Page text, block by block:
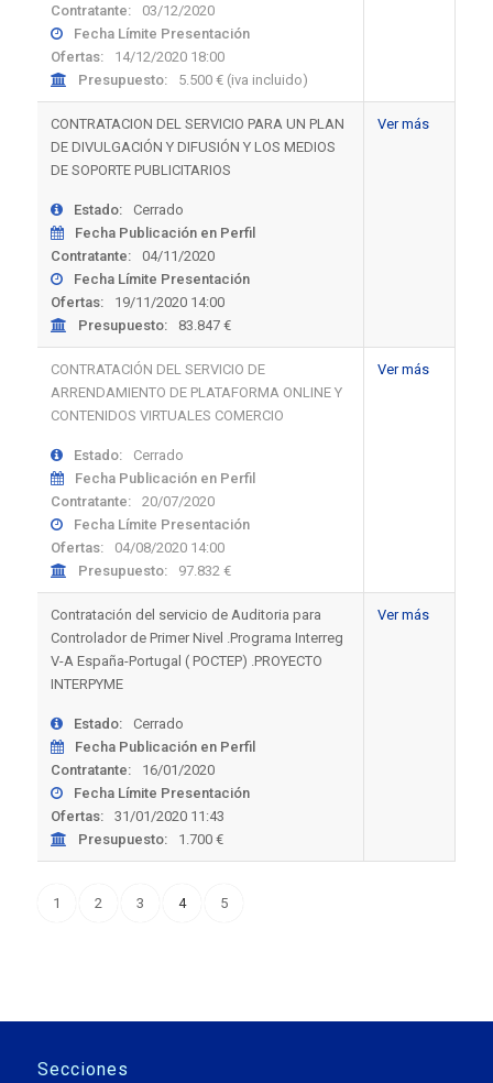
Contratante:
03/12/2020
Fecha Límite Presentación
Ofertas:
14/12/2020 18:00
Presupuesto:
5.500 € (iva incluido)
CONTRATACION DEL SERVICIO PARA UN PLAN
DE DIVULGACIÓN Y DIFUSIÓN Y LOS MEDIOS
DE SOPORTE PUBLICITARIOS
Estado:
Cerrado
Fecha Publicación en Perfil
Contratante:
04/11/2020
Fecha Límite Presentación
Ofertas:
19/11/2020 14:00
Presupuesto:
83.847 €
Ver más
CONTRATACIÓN DEL SERVICIO DE
ARRENDAMIENTO DE PLATAFORMA ONLINE Y
CONTENIDOS VIRTUALES COMERCIO
Estado:
Cerrado
Fecha Publicación en Perfil
Contratante:
20/07/2020
Fecha Límite Presentación
Ofertas:
04/08/2020 14:00
Presupuesto:
97.832 €
Ver más
Contratación del servicio de Auditoria para
Controlador de Primer Nivel .Programa Interreg
V-A España-Portugal ( POCTEP) .PROYECTO
INTERPYME
Estado:
Cerrado
Fecha Publicación en Perfil
Contratante:
16/01/2020
Fecha Límite Presentación
Ofertas:
31/01/2020 11:43
Presupuesto:
1.700 €
Ver más
1 2 3 4 5
Secciones